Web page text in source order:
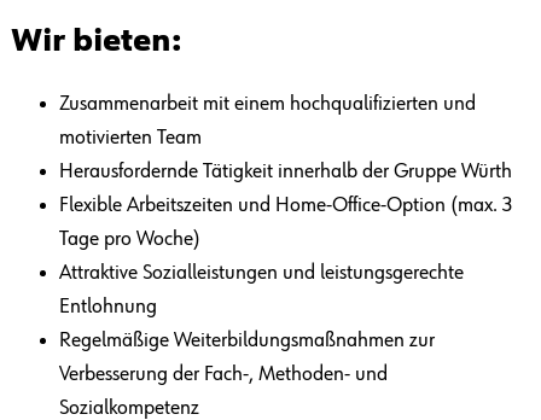
Wir bieten:
Zusammenarbeit mit einem hochqualifizierten und
motivierten Team
Herausfordernde Tätigkeit innerhalb der Gruppe Würth
Flexible Arbeitszeiten und Home-Office-Option (max. 3
Tage pro Woche)
Attraktive Sozialleistungen und leistungsgerechte
Entlohnung
Regelmäßige Weiterbildungsmaßnahmen zur
Verbesserung der Fach-, Methoden- und
Sozialkompetenz